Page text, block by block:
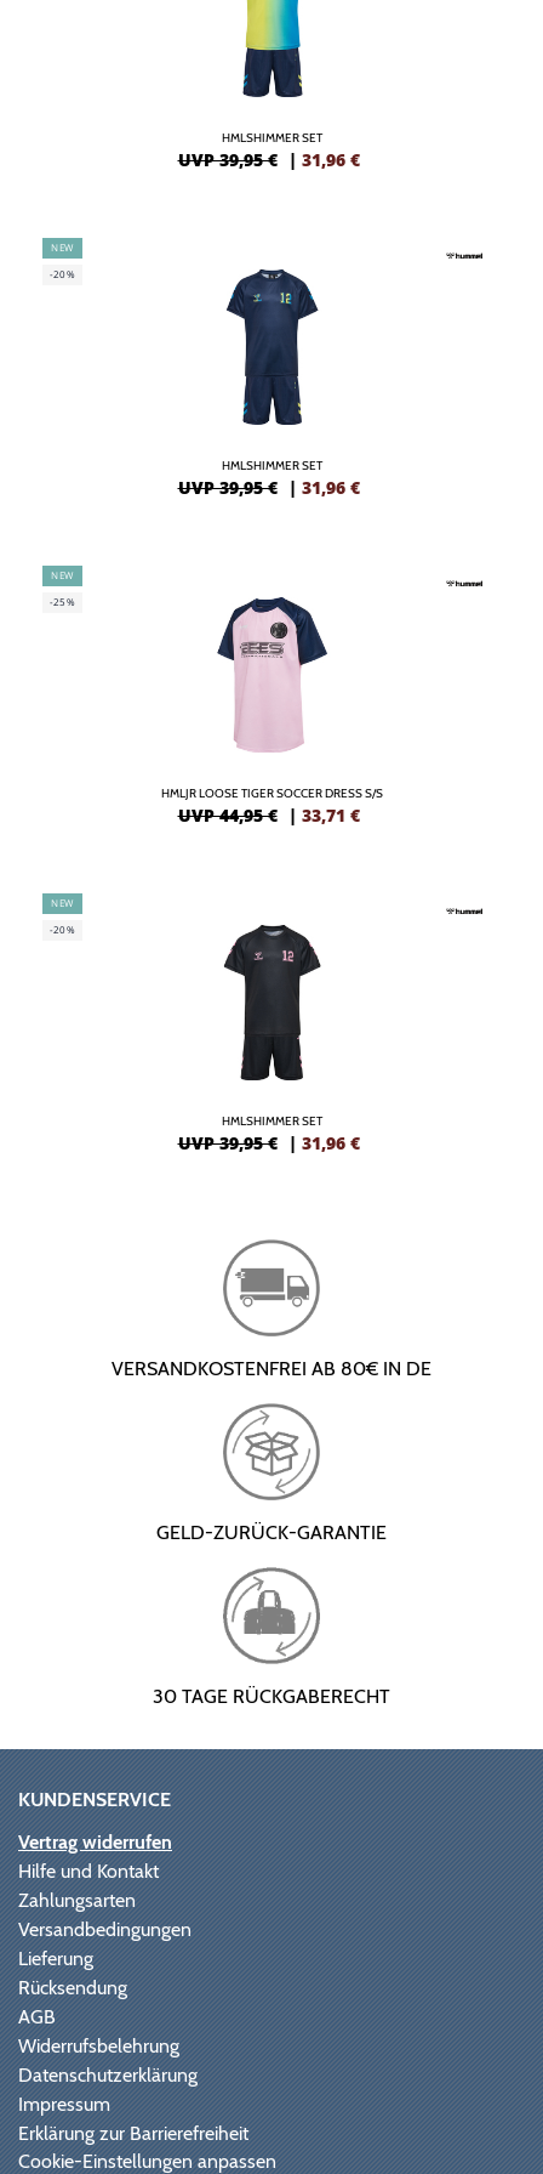
HMLSHIMMER SET
UVP 39,95 € | 31,96 €
NEW
-20%
HMLSHIMMER SET
UVP 39,95 € | 31,96 €
NEW
-25%
HMLJR LOOSE TIGER SOCCER DRESS S/S
UVP 44,95 € | 33,71 €
NEW
-20%
HMLSHIMMER SET
UVP 39,95 € | 31,96 €
VERSANDKOSTENFREI AB 80€ IN DE
GELD-ZURÜCK-GARANTIE
30 TAGE RÜCKGABERECHT
KUNDENSERVICE
Vertrag widerrufen
Hilfe und Kontakt
Zahlungsarten
Versandbedingungen
Lieferung
Rücksendung
AGB
Widerrufsbelehrung
Datenschutzerklärung
Impressum
Erklärung zur Barrierefreiheit
Cookie-Einstellungen anpassen